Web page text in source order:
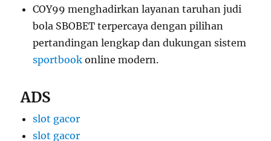
COY99 menghadirkan layanan taruhan judi
bola SBOBET terpercaya dengan pilihan
pertandingan lengkap dan dukungan sistem
sportbook online modern.
ADS
slot gacor
slot gacor